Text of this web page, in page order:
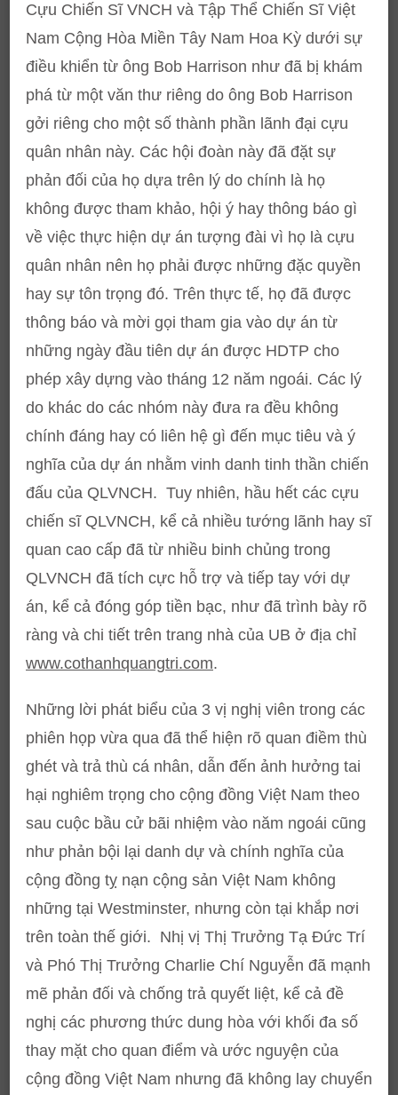
Cựu Chiến Sĩ VNCH và Tập Thể Chiến Sĩ Việt
Nam Cộng Hòa Miền Tây Nam Hoa Kỳ dưới sự
điều khiển từ ông Bob Harrison như đã bị khám
phá từ một văn thư riêng do ông Bob Harrison
gởi riêng cho một số thành phần lãnh đại cựu
quân nhân này. Các hội đoàn này đã đặt sự
phản đối của họ dựa trên lý do chính là họ
không được tham khảo, hội ý hay thông báo gì
về việc thực hiện dự án tượng đài vì họ là cựu
quân nhân nên họ phải được những đặc quyền
hay sự tôn trọng đó. Trên thực tế, họ đã được
thông báo và mời gọi tham gia vào dự án từ
những ngày đầu tiên dự án được HDTP cho
phép xây dựng vào tháng 12 năm ngoái. Các lý
do khác do các nhóm này đưa ra đều không
chính đáng hay có liên hệ gì đến mục tiêu và ý
nghĩa của dự án nhằm vinh danh tinh thần chiến
đấu của QLVNCH. Tuy nhiên, hầu hết các cựu
chiến sĩ QLVNCH, kể cả nhiều tướng lãnh hay sĩ
quan cao cấp đã từ nhiều binh chủng trong
QLVNCH đã tích cực hỗ trợ và tiếp tay với dự
án, kể cả đóng góp tiền bạc, như đã trình bày rõ
ràng và chi tiết trên trang nhà của UB ở địa chỉ
www.cothanhquangtri.com.
Những lời phát biểu của 3 vị nghị viên trong các
phiên họp vừa qua đã thể hiện rõ quan điềm thù
ghét và trả thù cá nhân, dẫn đến ảnh hưởng tai
hại nghiêm trọng cho cộng đồng Việt Nam theo
sau cuộc bầu cử bãi nhiệm vào năm ngoái cũng
như phản bội lại danh dự và chính nghĩa của
cộng đồng tỵ nạn cộng sản Việt Nam không
những tại Westminster, nhưng còn tại khắp nơi
trên toàn thế giới. Nhị vị Thị Trưởng Tạ Đức Trí
và Phó Thị Trưởng Charlie Chí Nguyễn đã mạnh
mẽ phản đối và chống trả quyết liệt, kể cả đề
nghị các phương thức dung hòa với khối đa số
thay mặt cho quan điểm và ước nguyện của
cộng đồng Việt Nam nhưng đã không lay chuyển